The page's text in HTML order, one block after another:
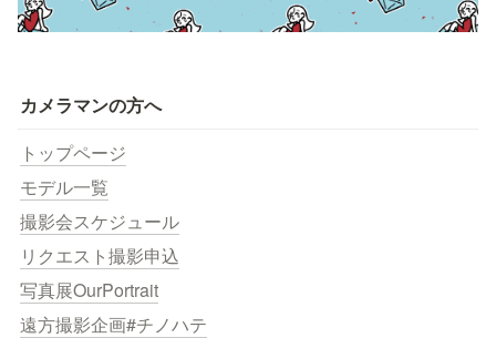
カメラマンの方へ
トップページ
モデル一覧
撮影会スケジュール
リクエスト撮影申込
写真展OurPortrait
遠方撮影企画#チノハテ